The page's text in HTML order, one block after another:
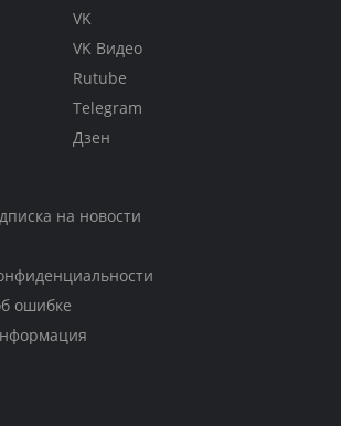
VK
VK Видео
Rutube
Telegram
Дзен
на новости
ошибке